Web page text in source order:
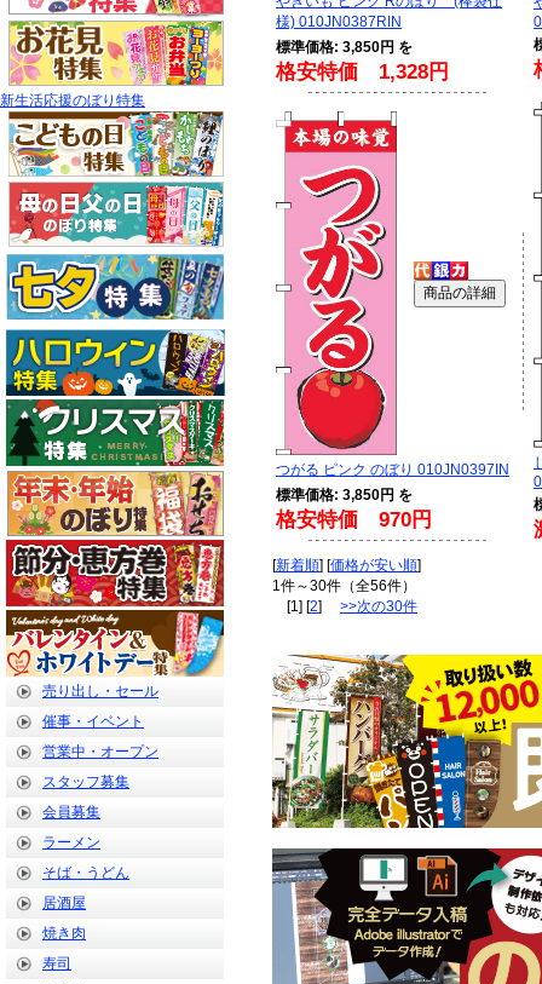
新生活応援のぼり特集
売り出し・セール
催事・イベント
営業中・オープン
スタッフ募集
会員募集
ラーメン
そば・うどん
居酒屋
焼き肉
寿司
様) 010JN0387RIN
標準価格: 3,850円 を
格安特価 1,328円
つがる ピンク のぼり 010JN0397IN
標準価格: 3,850円 を
格安特価 970円
[新着順] [価格が安い順]
1件～30件（全56件）
[1] [2] >>次の30件